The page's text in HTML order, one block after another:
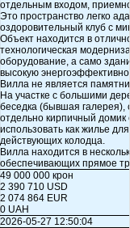
отдельным входом,
Это пространство легко
оздоровительный клуб с
Объект находится в
технологическая
оборудование, а само
высокую
Вилла не является
На участке с большими
беседка (бывшая галерея),
отдельно кирпичный домик
использовать как жилье
действующих колодца.
Вилла находится в
обеспечивающих прямое
49 000 000 крон
2 390 710 USD
2 074 864 EUR
0 UAH
2026-05-27 12:50:04